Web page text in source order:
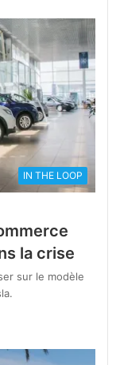
IN THE LOOP
la crise
sur le modèle